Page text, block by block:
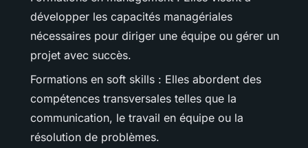
développer les capacités managériales
nécessaires pour diriger une équipe ou gérer un
projet avec succès.
Formations en soft skills : Elles abordent des
compétences transversales telles que la
communication, le travail en équipe ou la
résolution de problèmes.